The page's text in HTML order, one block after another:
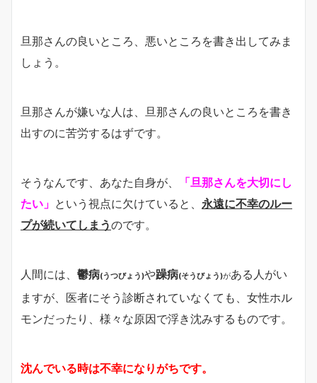
旦那さんの良いところ、悪いところを書き出してみま
しょう。
旦那さんが嫌いな人は、旦那さんの良いところを書き
出すのに苦労するはずです。
そうなんです、あなた自身が、
「旦那さんを大切にし
たい」 という視点に欠けていると、 永遠に不幸のルー
プが続いてしまうのです。
人間には、 鬱病(うつびょう)や躁病(そうびょう)がある人がい
ますが、医者にそう診断されていなくても、女性ホル
モンだったり、様々な原因で浮き沈みするものです。
沈んでいる時は不幸になりがちです。